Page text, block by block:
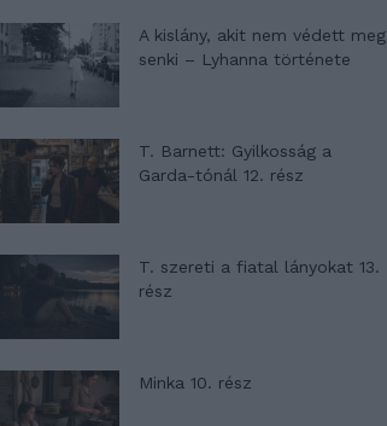
A kislány, akit nem védett meg
senki – Lyhanna története
T. Barnett: Gyilkosság a
Garda-tónál 12. rész
T. szereti a fiatal lányokat 13.
rész
Minka 10. rész